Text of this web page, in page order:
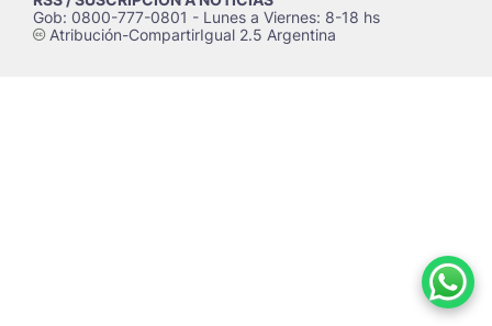
Gob: 0800-777-0801 - Lunes a Viernes: 8-18 hs
cAtribución-CompartirIgual 2.5 Argentina